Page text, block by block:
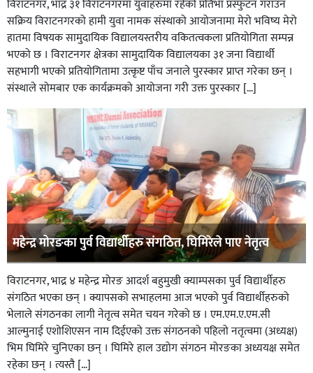
विराटनगर, भाद्र ३१ विराटनगरमा युवाहरुमा रहेको प्रतिभा प्रस्फुटन गराउन
सक्रिय विराटनगरको हामी युवा नामक संस्थाको आयोजनामा मेरो भविष्य मेरो
हातमा विषयक सामुदायिक विद्यालयस्तरीय वकितत्वकला प्रतियोगिता सम्पन्न
भएको छ । विराटनगर क्षेत्रका सामुदायिक विद्यालयका ३१ जना विद्यार्थी
सहभागी भएको प्रतियोगितामा उत्कृष्ट पाँच जनाले पुरस्कार प्राप्त गरेका छन् ।
संस्थाले सोमबार एक कार्यक्रमको आयोजना गरी उक्त पुरस्कार […]
महेन्द्र मोरङका पुर्व विद्यार्थीहरु संगठित, घिमिरेले पाए नेतृत्व
विराटनगर, भाद्र ४ महेन्द्र मोरङ आदर्श बहुमुखी क्याम्पसका पुर्व विद्यार्थीहरु
संगठित भएका छन् । क्यापसको सभाहलमा आज भएको पुर्व विद्यार्थीहरुको
भेलाले संगठनका लागी नेतृत्व समेत चयन गरेको छ । एम.एम.ए.एम.सी
आल्मुनाई एशोशिएसन नाम दिईएको उक्त संगठनको पहिलो नतृत्वमा (अध्यक्ष)
भिम घिमिरे चुनिएका छन् । घिमिरे हाल उद्योग संगठन मोरङका अध्ययक्ष समेत
रहेका छन् । त्यस्तै […]